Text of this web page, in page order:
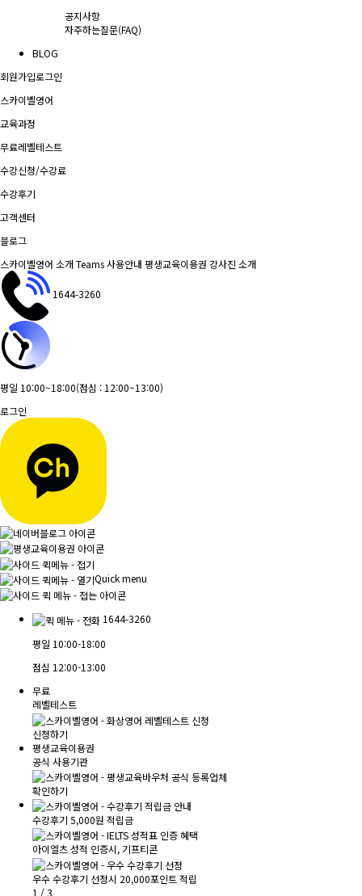
공지사항
자주하는질문(FAQ)
BLOG
회원가입로그인
스카이벨영어
교육과정
무료레벨테스트
수강신청/수강료
수강후기
고객센터
블로그
스카이벨영어 소개Teams 사용안내 평생교육이용권 강사진 소개
1644-3260
평일 10:00~18:00(점심 : 12:00~13:00)
로그인
Quick menu
1644-3260
평일 10:00-18:00
점심 12:00-13:00
무료
레벨테스트
신청하기
평생교육이용권
공식 사용기관
확인하기
수강후기 5,000원 적립금
아이엘츠 성적 인증시, 기프티콘
우수 수강후기 선정시 20,000포인트 적립
1 /3